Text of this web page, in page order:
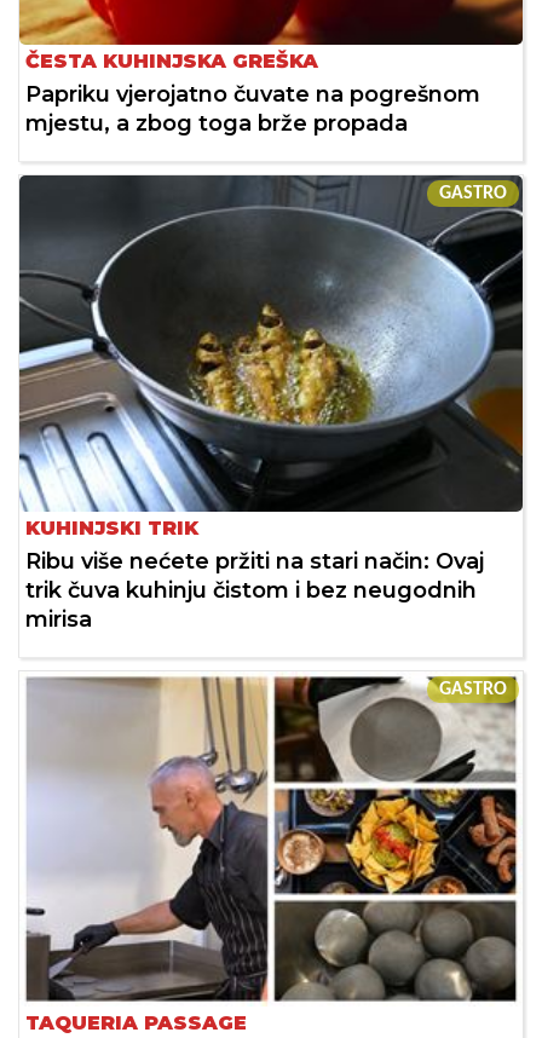
ČESTA KUHINJSKA GREŠKA
Papriku vjerojatno čuvate na pogrešnom
mjestu, a zbog toga brže propada
GASTRO
KUHINJSKI TRIK
Ribu više nećete pržiti na stari način: Ovaj
trik čuva kuhinju čistom i bez neugodnih
mirisa
GASTRO
TAQUERIA PASSAGE